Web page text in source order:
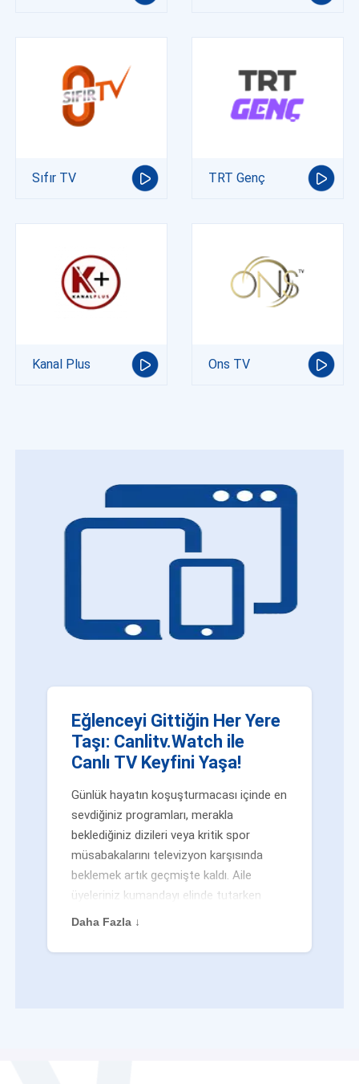
Sıfır TV TRT Genç
Kanal Plus Ons TV
Eğlenceyi Gittiğin Her Yere
Taşı: Canlitv.Watch ile
Canlı TV Keyfini Yaşa!
Günlük hayatın koşuşturmacası içinde en
sevdiğiniz programları, merakla
beklediğiniz dizileri veya kritik spor
müsabakalarını televizyon karşısında
beklemek artık geçmişte kaldı. Aile
üyeleriniz kumandayı elinde tutarken
veya siz evden uzaktayken bile
değilsiniz. Geleneksel yayıncılığın
Daha Fazla ↓